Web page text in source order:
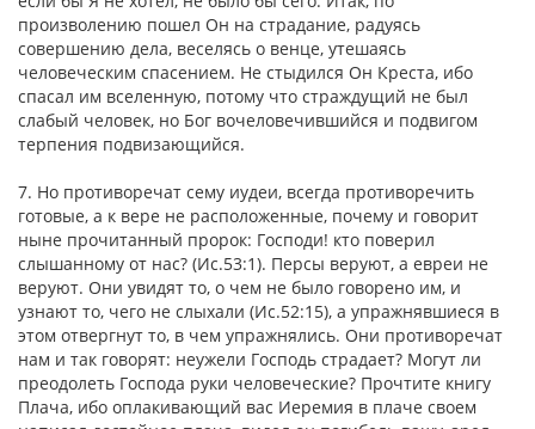
произволению пошел Он на страдание, радуясь
совершению дела, веселясь о венце, утешаясь
человеческим спасением. Не стыдился Он Креста, ибо
спасал им вселенную, потому что страждущий не был
слабый человек, но Бог вочеловечившийся и подвигом
терпения подвизающийся.
7. Но противоречат сему иудеи, всегда противоречить
готовые, а к вере не расположенные, почему и говорит
ныне прочитанный пророк: Господи! кто поверил
слышанному от нас? (Ис.53:1). Персы веруют, а евреи не
веруют. Они увидят то, о чем не было говорено им, и
узнают то, чего не слыхали (Ис.52:15), а упражнявшиеся в
этом отвергнут то, в чем упражнялись. Они противоречат
нам и так говорят: неужели Господь страдает? Могут ли
преодолеть Господа руки человеческие? Прочтите книгу
Плача, ибо оплакивающий вас Иеремия в плаче своем